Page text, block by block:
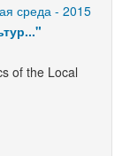
среда - 2015
of the Local